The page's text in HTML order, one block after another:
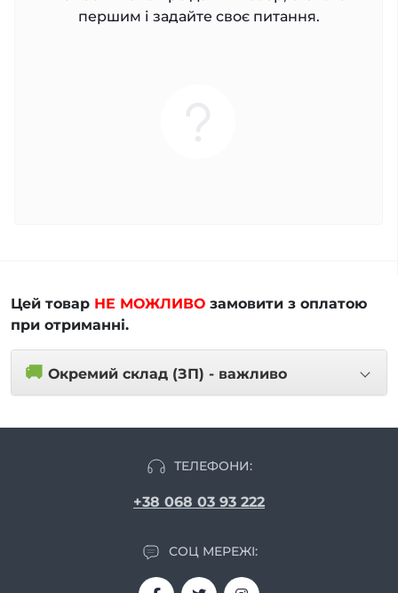
першим і задайте своє питання.
Цей товар НЕ МОЖЛИВО замовити з оплатою
при отриманні.
🚚 Окремий склад (ЗП) - важливо
ТЕЛЕФОНИ:
+38 068 03 93 222
СОЦ МЕРЕЖІ: